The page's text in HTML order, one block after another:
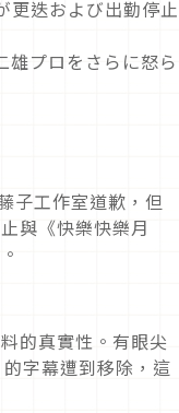
更迭および出勤停止
雄プロをさらに怒ら
子工作室道歉，但
與《快樂快樂月
的真實性。有眼尖
字幕遭到移除，這